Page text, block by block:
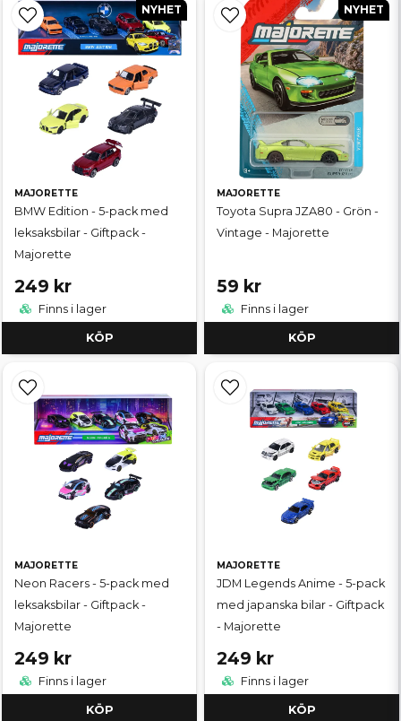
MAJORETTE
BMW Edition - 5-pack med
leksaksbilar - Giftpack -
Majorette
249 kr
Finns i lager
KÖP
NYHET
MAJORETTE
Toyota Supra JZA80 - Grön -
Vintage - Majorette
59 kr
Finns i lager
KÖP
NYHET
MAJORETTE
Neon Racers - 5-pack med
leksaksbilar - Giftpack -
Majorette
249 kr
Finns i lager
KÖP
MAJORETTE
JDM Legends Anime - 5-pack
med japanska bilar - Giftpack
- Majorette
249 kr
Finns i lager
KÖP